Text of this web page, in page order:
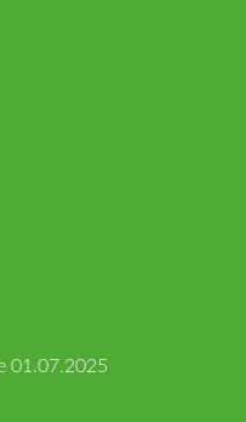
01.07.2025